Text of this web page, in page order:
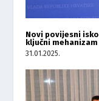
Novi povijesni
ključni
31.01.2025.